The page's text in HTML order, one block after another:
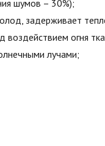
шумов – 30%);
задерживает
огня
лучами;